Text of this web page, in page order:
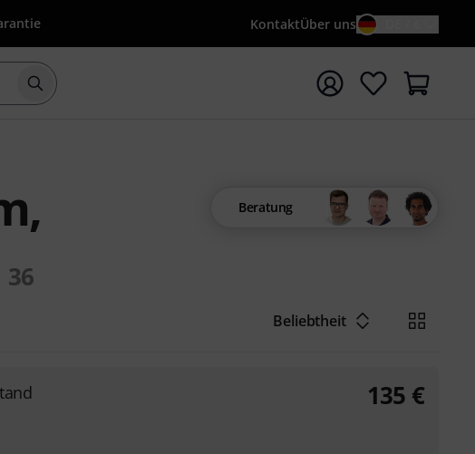
KontaktÜber uns
Suche mit Suchwort {searchTerm} starten
36
Beratung
Beliebtheit
135 €